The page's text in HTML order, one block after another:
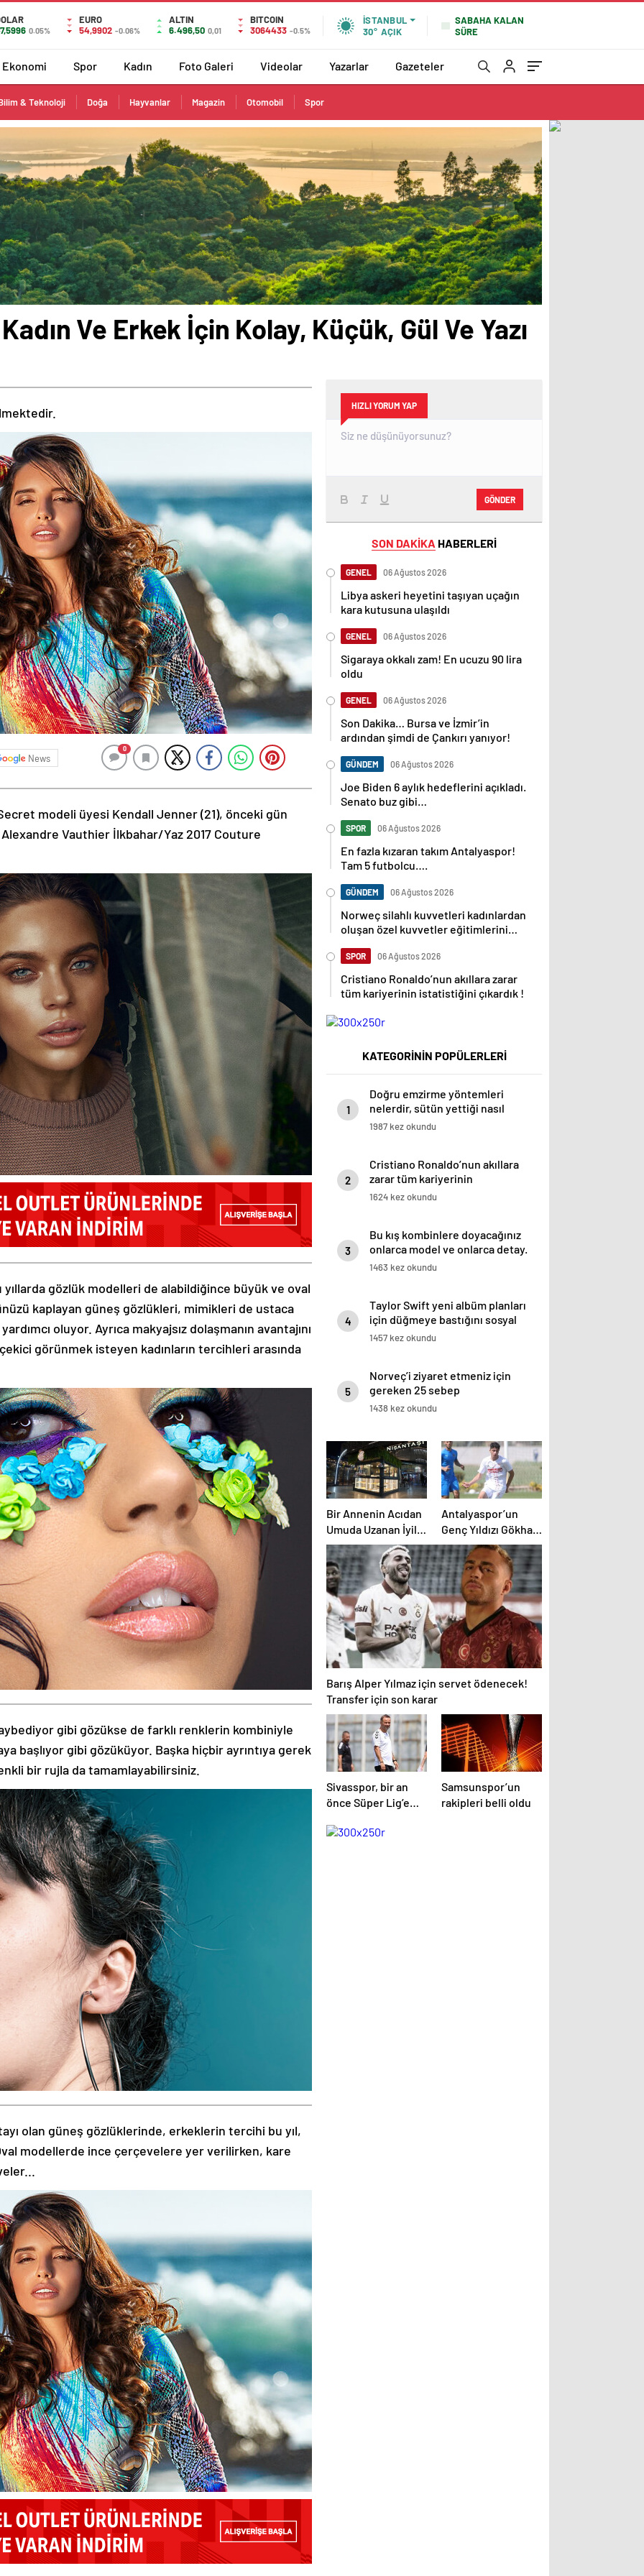
0.05%
EURO
54,9902 -0.06%
ALTIN
6.496,50 0,01
BITCOIN
3064433 -0.5%
İSTANBUL
30° AÇIK
SABAHA KALAN
SÜRE
Ekonomi Spor Kadın Foto Galeri Videolar Yazarlar Gazeteler
& Teknoloji Doğa Hayvanlar Magazin Otomobil Spor
Ve Erkek İçin Kolay, Küçük, Gül Ve Yazı
News
0
modeli üyesi Kendall Jenner (21), önceki gün
Alexandre Vauthier İlkbahar/Yaz 2017 Couture
gözlük modelleri de alabildiğince büyük ve oval
kaplayan güneş gözlükleri, mimikleri de ustaca
oluyor. Ayrıca makyajsız dolaşmanın avantajını
görünmek isteyen kadınların tercihleri arasında
gibi gözükse de farklı renklerin kombiniyle
başlıyor gibi gözüküyor. Başka hiçbir ayrıntıya gerek
bir rujla da tamamlayabilirsiniz.
olan güneş gözlüklerinde, erkeklerin tercihi bu yıl,
modellerde ince çerçevelere yer verilirken, kare
HIZLI YORUM YAP
GÖNDER
SON DAKİKA HABERLERİ
GENEL 06 Ağustos 2026
Libya askeri heyetini taşıyan uçağın
kara kutusuna ulaşıldı
GENEL 06 Ağustos 2026
Sigaraya okkalı zam! En ucuzu 90 lira
oldu
GENEL 06 Ağustos 2026
Son Dakika… Bursa ve İzmir’in
ardından şimdi de Çankırı yanıyor!
GÜNDEM 06 Ağustos 2026
Joe Biden 6 aylık hedeflerini açıkladı.
Senato buz gibi…
SPOR 06 Ağustos 2026
En fazla kızaran takım Antalyaspor!
Tam 5 futbolcu….
GÜNDEM 06 Ağustos 2026
Norweç silahlı kuvvetleri kadınlardan
oluşan özel kuvvetler eğitimlerini
SPOR 06 Ağustos 2026
Cristiano Ronaldo’nun akıllara zarar
tüm kariyerinin istatistiğini çıkardık !
KATEGORİNİN POPÜLERLERİ
1
Doğru emzirme yöntemleri
nelerdir, sütün yettiği nasıl
anlaşılır?
1987 kez okundu
2
Cristiano Ronaldo’nun akıllara
zarar tüm kariyerinin
istatistiğini çıkardık !
1624 kez okundu
3
Bu kış kombinlere doyacağınız
onlarca model ve onlarca detay.
1463 kez okundu
4
Taylor Swift yeni albüm planları
için düğmeye bastığını sosyal
medyadan duyurdu!
1457 kez okundu
5
Norveç’i ziyaret etmeniz için
gereken 25 sebep
1438 kez okundu
Bir Annenin Acıdan
Umuda Uzanan İyilik
Yolculuğu
Antalyaspor’un
Genç Yıldızı Gökhan
Şirazi, U19 Milli
Takım’ın Radarında
Barış Alper Yılmaz için servet ödenecek!
Transfer için son karar
Sivasspor, bir an
önce Süper Lig’e
Samsunspor’un
rakipleri belli oldu